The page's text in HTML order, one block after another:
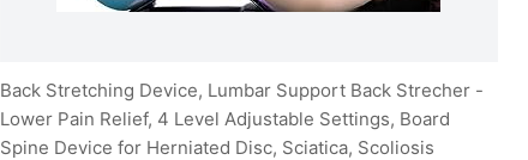
Back Stretching Device, Lumbar Support Back Strecher -
Lower Pain Relief, 4 Level Adjustable Settings, Board
Spine Device for Herniated Disc, Sciatica, Scoliosis